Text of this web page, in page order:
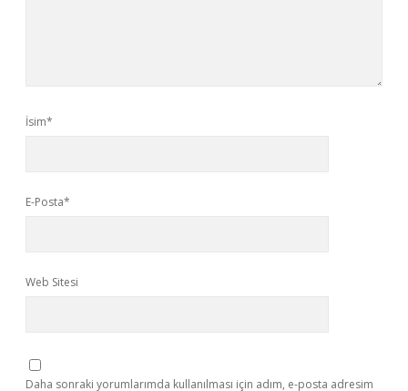
İsim*
E-Posta*
Web Sitesi
Daha sonraki yorumlarımda kullanılması için adım, e-posta adresim